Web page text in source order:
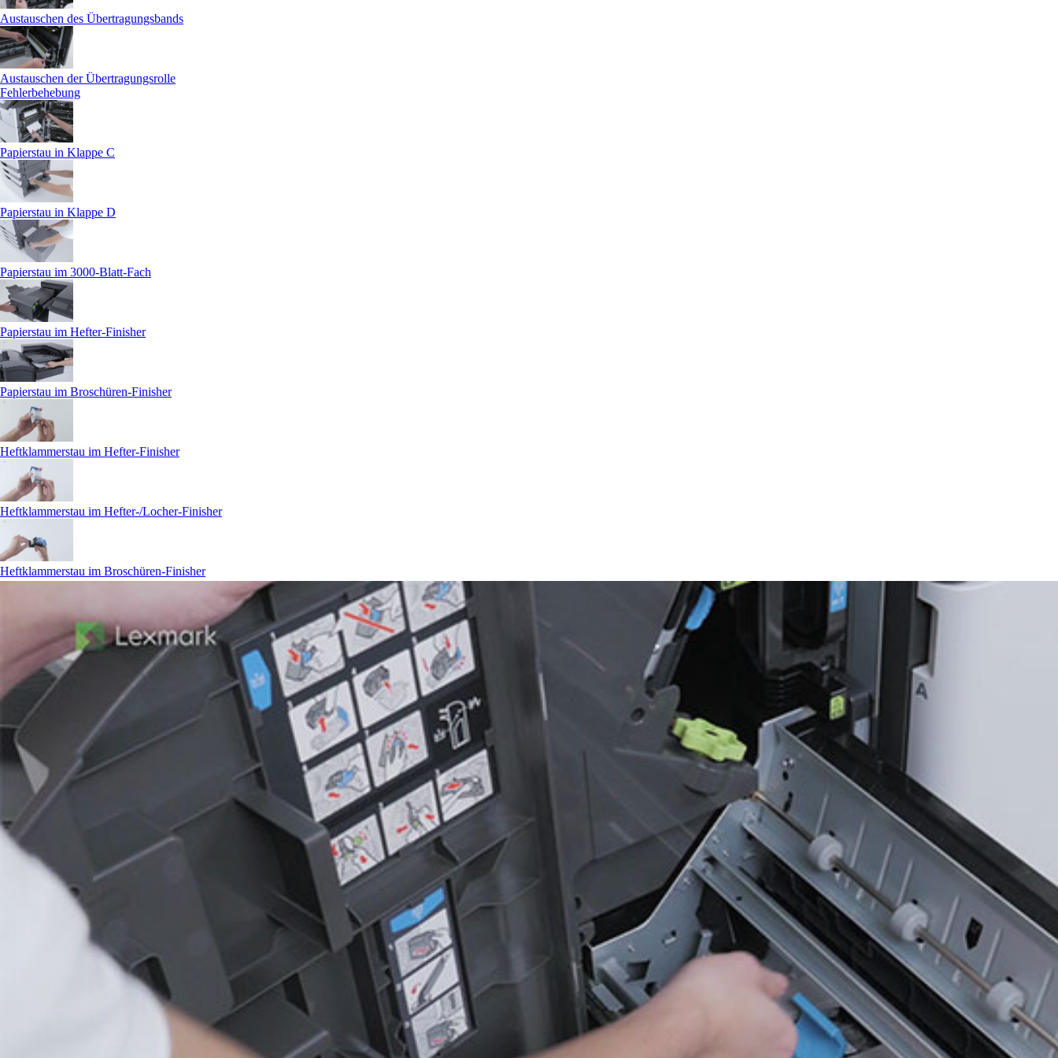
Austauschen des Übertragungsbands
Austauschen der Übertragungsrolle
Fehlerbehebung
Papierstau in Klappe C
Papierstau in Klappe D
Papierstau im 3000-Blatt-Fach
Papierstau im Hefter-Finisher
Papierstau im Broschüren-Finisher
Heftklammerstau im Hefter-Finisher
Heftklammerstau im Hefter-/Locher-Finisher
Heftklammerstau im Broschüren-Finisher